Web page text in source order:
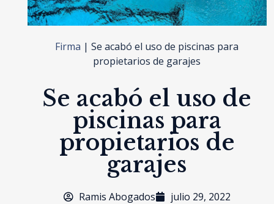
Firma |Se acabó el uso de piscinas para
propietarios de garajes
Se acabó el uso de
piscinas para
propietarios de
garajes
Ramis Abogados julio 29, 2022